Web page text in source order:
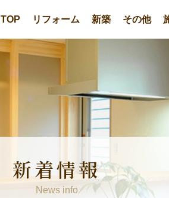
TOP リフォーム 新築 その他
新着情報
News info